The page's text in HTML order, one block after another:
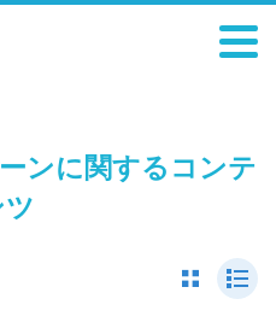
ンに関するコンテ
ツ